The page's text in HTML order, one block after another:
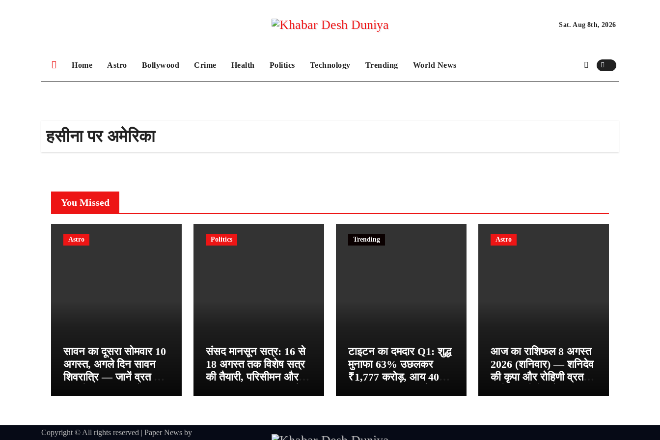
Sat. Aug 8th, 2026
Home Astro Bollywood Crime Health Politics Technology Trending World News
हसीना पर अमेरिका
You Missed
Astro
सावन का दूसरा सोमवार 10
अगस्त, अगले दिन सावन
शिवरात्रि — जानें व्रत की
Politics
संसद मानसून सत्र: 16 से
18 अगस्त तक विशेष सत्र
की तैयारी, परिसीमन और
Trending
टाइटन का दमदार Q1: शुद्ध
मुनाफा 63% उछलकर
₹1,777 करोड़, आय 40%
Astro
आज का राशिफल 8 अगस्त
2026 (शनिवार) — शनिदेव
की कृपा और रोहिणी व्रत का
Copyright © All rights reserved | Paper News by